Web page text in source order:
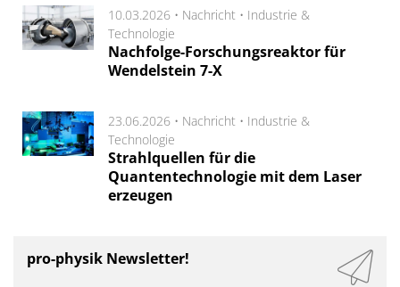
10.03.2026 • Nachricht • Industrie &
Technologie
Nachfolge-Forschungsreaktor für
Wendelstein 7-X
23.06.2026 • Nachricht • Industrie &
Technologie
Strahlquellen für die
Quantentechnologie mit dem Laser
erzeugen
pro-physik Newsletter!